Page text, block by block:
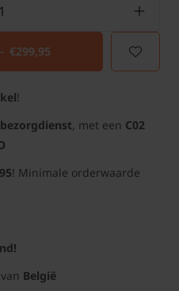
€299,95
!
, met een C02
! Minimale orderwaarde
België